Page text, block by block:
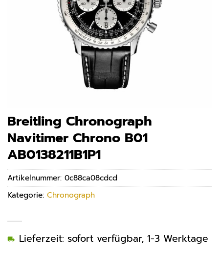
Breitling Chronograph
Navitimer Chrono B01
AB0138211B1P1
Lieferzeit: sofort verfügbar, 1-3 Werktage
Artikelnummer: 0c88ca08cdcd
Kategorie: Chronograph